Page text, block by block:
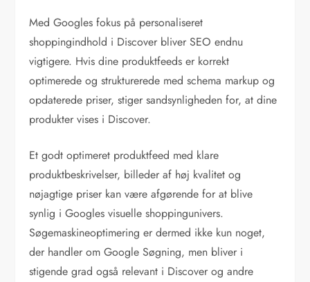
Med Googles fokus på personaliseret
shoppingindhold i Discover bliver SEO endnu
vigtigere. Hvis dine produktfeeds er korrekt
optimerede og strukturerede med schema markup og
opdaterede priser, stiger sandsynligheden for, at dine
produkter vises i Discover.
Et godt optimeret produktfeed med klare
produktbeskrivelser, billeder af høj kvalitet og
nøjagtige priser kan være afgørende for at blive
synlig i Googles visuelle shoppingunivers.
Søgemaskineoptimering er dermed ikke kun noget,
der handler om Google Søgning, men bliver i
stigende grad også relevant i Discover og andre